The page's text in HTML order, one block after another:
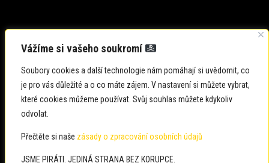
Vážíme si vašeho soukromí
Soubory cookies a další technologie nám pomáhají si uvědomit, co
je pro vás důležité a o co máte zájem. V nastavení si můžete vybrat,
které cookies můžeme používat. Svůj souhlas můžete kdykoliv
odvolat.
Přečtěte si naše zásady o zpracování osobních údajů
JSME PIRÁTI. JEDINÁ STRANA BEZ KORUPCE.
Zadavatel: Česká pirátská strana
Občané: usteckykraj@pirati.cz